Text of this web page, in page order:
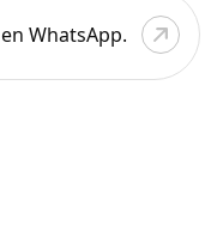
en WhatsApp.